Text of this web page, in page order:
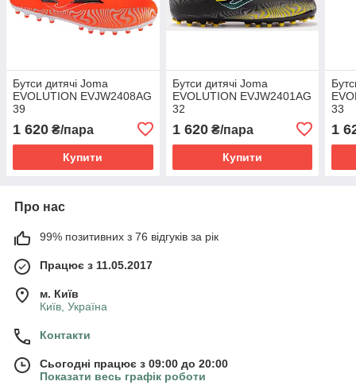
Бутси дитячі Joma
EVOLUTION EVJW2408AG
39
1 620 ₴/пара
Купити
Бутси дитячі Joma
EVOLUTION EVJW2401AG
32
1 620₴/пара
Купити
33
1
Про нас
99% позитивних з 76 відгуків за рік
Працює з 11.05.2017
м. Київ
Київ, Україна
Контакти
Сьогодні працює з 09:00 до 20:00
Показати весь графік роботи